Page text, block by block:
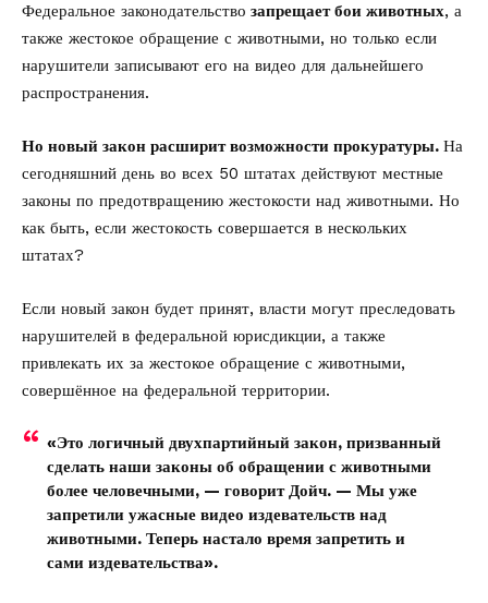
Федеральное законодательство запрещает бои животных, а
также жестокое обращение с животными, но только если
нарушители записывают его на видео для дальнейшего
распространения.
Но новый закон расширит возможности прокуратуры. На
сегодняшний день во всех 50 штатах действуют местные
законы по предотвращению жестокости над животными. Но
как быть, если жестокость совершается в нескольких
штатах?
Если новый закон будет принят, власти могут преследовать
нарушителей в федеральной юрисдикции, а также
привлекать их за жестокое обращение с животными,
совершённое на федеральной территории.
«Это логичный двухпартийный закон, призванный
сделать наши законы об обращении с животными
более человечными, — говорит Дойч. — Мы уже
запретили ужасные видео издевательств над
животными. Теперь настало время запретить и
сами издевательства».